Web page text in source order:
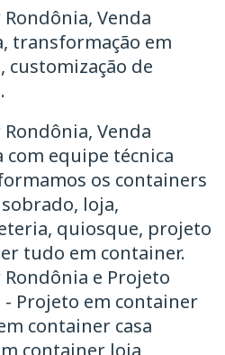
Venda
transformação em
customização de
Venda
equipe técnica
os containers
loja,
quiosque, projeto
tudo em container.
e Projeto
Projeto em container
container casa
container loja